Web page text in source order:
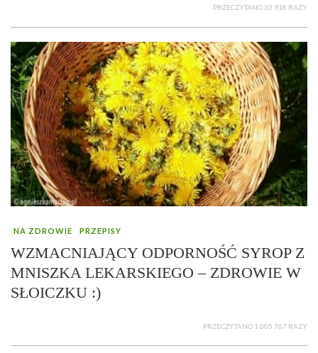
PRZECZYTANO 33 918 RAZY
NA ZDROWIE PRZEPISY
WZMACNIAJĄCY ODPORNOŚĆ SYROP Z
MNISZKA LEKARSKIEGO – ZDROWIE W
SŁOICZKU :)
PRZECZYTANO 1 005 767 RAZY